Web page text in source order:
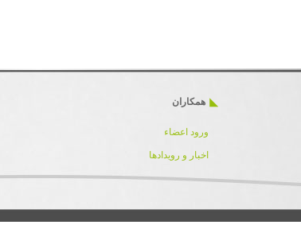
همکاران
ورود اعضاء
اخبار و رویدادها